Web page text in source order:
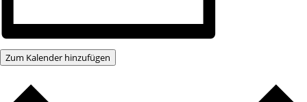
Zum Kalender hinzufügen